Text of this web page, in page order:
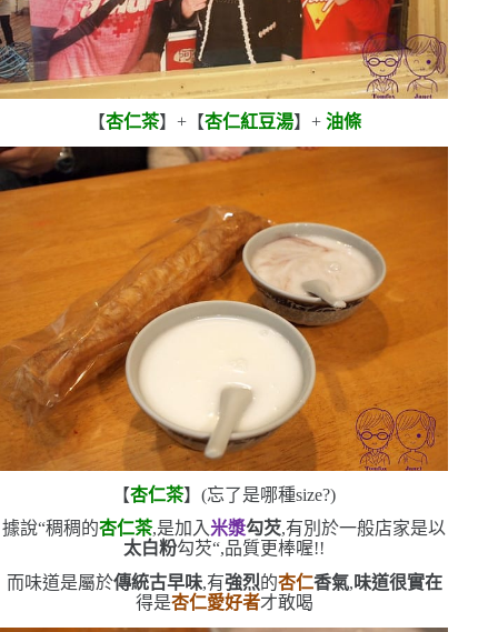
【杏仁茶】 +【杏仁紅豆湯】 + 油條
【杏仁茶】(忘了是哪種size?)
據說“稠稠的杏仁茶,是加入米漿勾芡,有別於一般店家是以
太白粉勾芡“,品質更棒喔!!
而味道是屬於傳統古早味,有強烈的杏仁香氣, 味道很實在
得是杏仁愛好者才敢喝